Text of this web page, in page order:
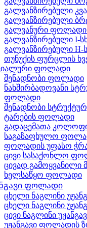
გალვანზირებული
გალვანზირებული
გალვანური
გალვანზირებული I-
გალვანზირებული H-
თუნუქის ფურცლის
ფოლადი
შენადნობი ფოლადი
ნახშირბადოვანი
ფოლადი
შენადნობი
ტარების ფოლადი
გადაცემათა
საგაზაფხულო
ფოლადის უფასო
ცივი სასაქონლო
ცივად
ხელსაწყო ფოლადი
ფოლადი
ცხელი ნაგლინი
ცხელი ნაგლინი
ცივი ნაგლინი
უჟანგავი ფოლადის